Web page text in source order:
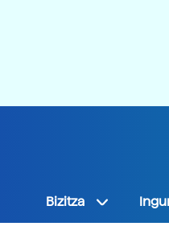
Bizitza